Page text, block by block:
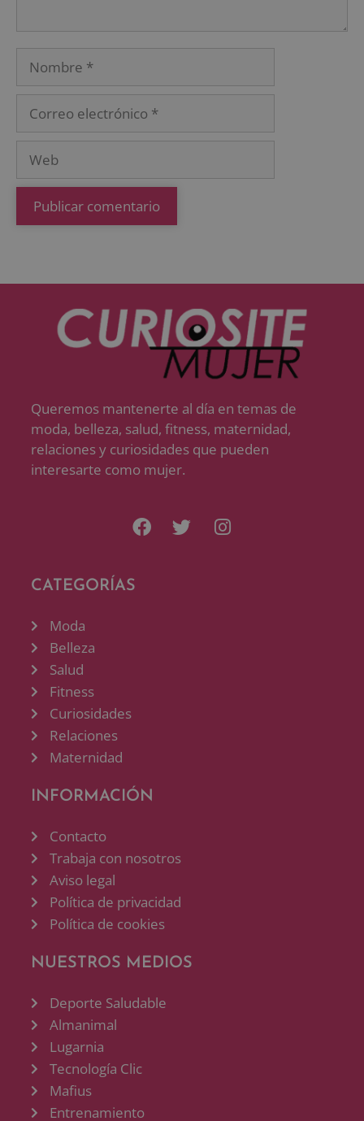
Queremos mantenerte al día en temas de
moda, belleza, salud, fitness, maternidad,
relaciones y curiosidades que pueden
interesarte como mujer.
CATEGORÍAS
Moda
Belleza
Salud
Fitness
Curiosidades
Relaciones
Maternidad
INFORMACIÓN
Contacto
Trabaja con nosotros
Aviso legal
Política de privacidad
Política de cookies
NUESTROS MEDIOS
Deporte Saludable
Almanimal
Lugarnia
Tecnología Clic
Mafius
Entrenamiento